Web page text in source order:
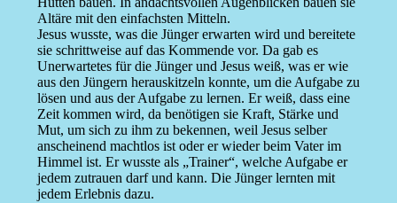
Altäre mit den einfachsten Mitteln.
Jesus wusste, was die Jünger erwarten wird und bereitete
sie schrittweise auf das Kommende vor. Da gab es
Unerwartetes für die Jünger und Jesus weiß, was er wie
aus den Jüngern herauskitzeln konnte, um die Aufgabe zu
lösen und aus der Aufgabe zu lernen. Er weiß, dass eine
Zeit kommen wird, da benötigen sie Kraft, Stärke und
Mut, um sich zu ihm zu bekennen, weil Jesus selber
anscheinend machtlos ist oder er wieder beim Vater im
Himmel ist. Er wusste als „Trainer“, welche Aufgabe er
jedem zutrauen darf und kann. Die Jünger lernten mit
jedem Erlebnis dazu.